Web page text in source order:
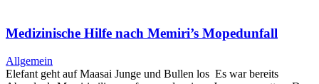
Medizinische Hilfe nach Memiri’s Mopedunfall
Allgemein
Elefant geht auf Maasai Junge und Bullen los Es war bereits